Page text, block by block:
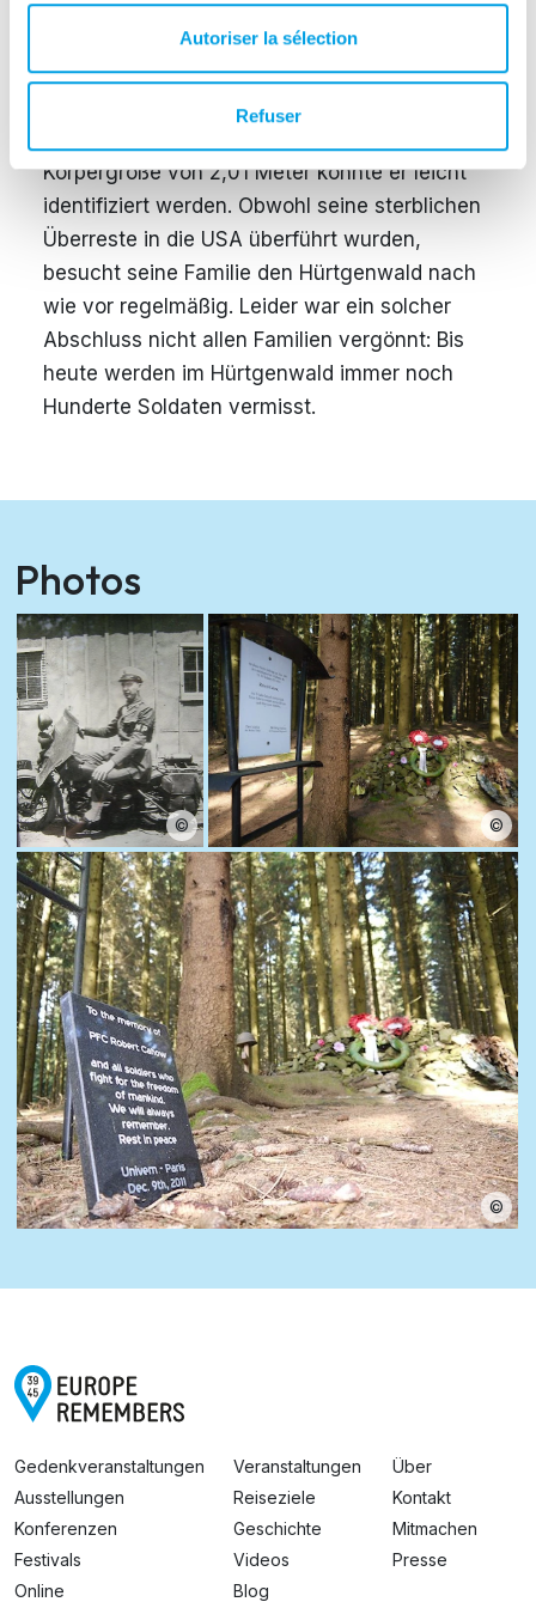
Autoriser la sélection
Refuser
für tot erklärt. Doch der Ablauf der Ereignisse
blieb bis April 2000 ungeklärt. Dann stießen
Pioniere, die den Wald auf noch verbliebene
Landminen durchkämmten, auf sein
Körpergröße von 2,01 Meter konnte er leicht
identifiziert werden. Obwohl seine sterblichen
Überreste in die USA überführt wurden,
besucht seine Familie den Hürtgenwald nach
wie vor regelmäßig. Leider war ein solcher
Abschluss nicht allen Familien vergönnt: Bis
heute werden im Hürtgenwald immer noch
Hunderte Soldaten vermisst.
Photos
© ©
©
Gedenkveranstaltungen
Ausstellungen
Konferenzen
Festivals
Online
Veranstaltungen
Reiseziele
Geschichte
Videos
Blog
Über
Kontakt
Mitmachen
Presse